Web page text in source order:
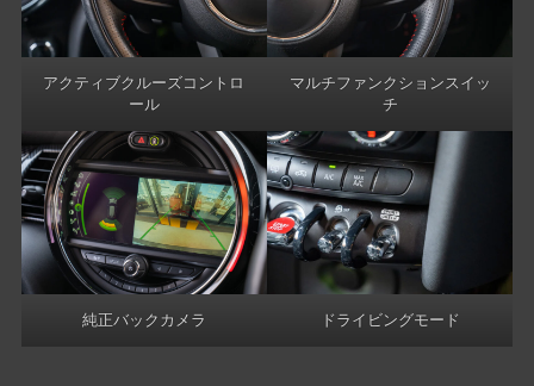
アクティブクルーズコントロ
ール
マルチファンクションスイッ
チ
純正バックカメラ ドライビングモード